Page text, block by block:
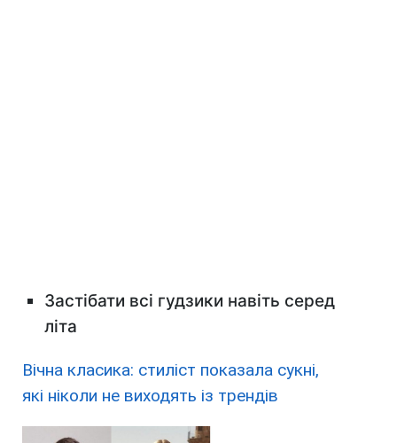
Застібати всі гудзики навіть серед
літа
Вічна класика: стиліст показала сукні,
які ніколи не виходять із трендів